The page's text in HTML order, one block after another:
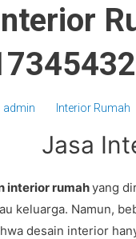
admin Interior Rumah
Jasa
interior rumahyang
keluarga. Namun,
desain interior